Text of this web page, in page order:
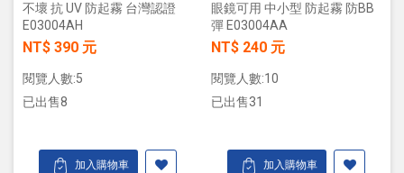
不壞 抗 UV 防起霧 台灣認證
E03004AH
NT$ 390 元
閱覽人數:5
已出售8
加入購物車
眼鏡可用 中小型 防起霧 防BB
彈 E03004AA
NT$ 240 元
閱覽人數:10
已出售31
加入購物車